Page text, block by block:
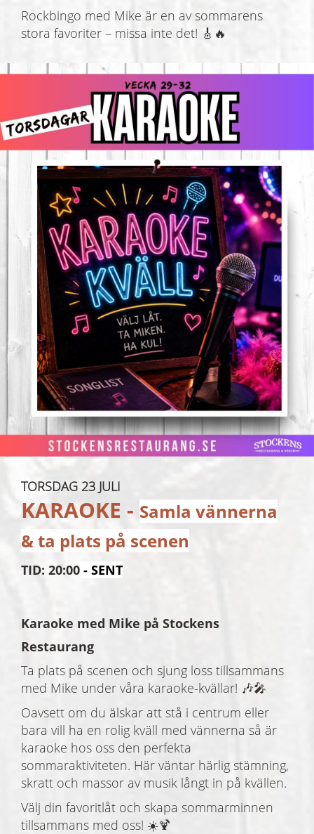
Rockbingo med Mike är en av sommarens
stora favoriter – missa inte det! 🎸🔥
TORSDAG 23 JULI
KARAOKE - Samla vännerna
& ta plats på scenen
TID: 20:00 - SENT
Karaoke med Mike på Stockens
Restaurang
Ta plats på scenen och sjung loss tillsammans
med Mike under våra karaoke-kvällar! 🎶🎤
Oavsett om du älskar att stå i centrum eller
bara vill ha en rolig kväll med vännerna så är
karaoke hos oss den perfekta
sommaraktiviteten. Här väntar härlig stämning,
skratt och massor av musik långt in på kvällen.
Välj din favoritlåt och skapa sommarminnen
tillsammans med oss! ☀️🍹